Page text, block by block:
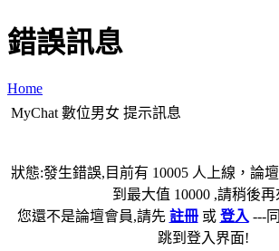
錯誤訊息
Home
MyChat 數位男女 提示訊息
狀態:發生錯誤,目前有 10005 人上線，論
到最大值 10000 ,請稍後再
您還不是論壇會員,請先 註冊或 登入 ---
跳到登入界面!